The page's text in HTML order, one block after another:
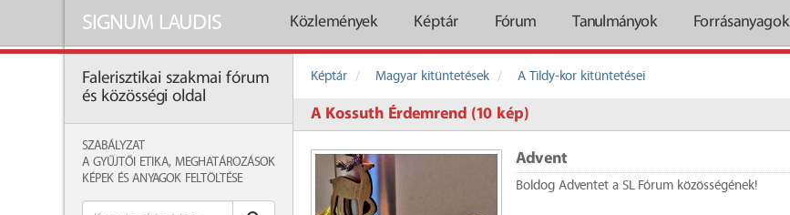
SIGNUM LAUDIS Közlemények Képtár Fórum Tanulmányok Forrásanyagok
Falerisztikai szakmai fórum
és közösségi oldal
SZABÁLYZAT
A GYŰJTŐI ETIKA, MEGHATÁROZÁSOK
KÉPEK ÉS ANYAGOK FELTÖLTÉSE
Képtár Magyar kitüntetések A Tildy-kor kitüntetései
A Kossuth Érdemrend (10 kép)
Advent
Boldog Adventet a SL Fórum közösségének!